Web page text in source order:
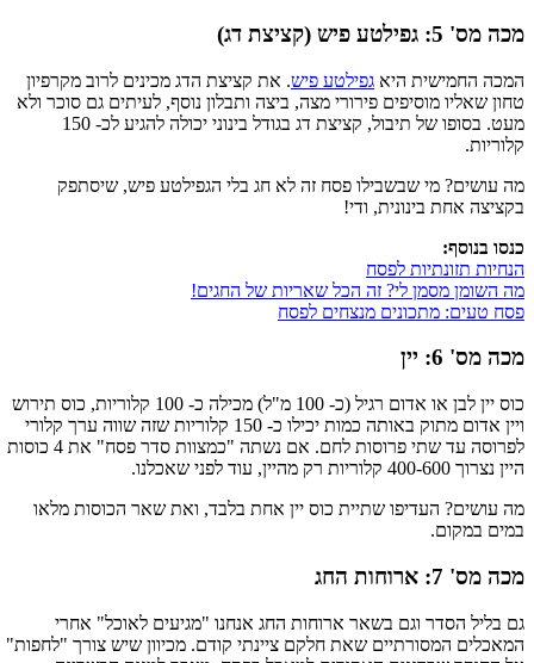
מכה מס' 5: גפילטע פיש (קציצת דג)
המכה החמישית היא גפילטע פיש. את קציצת הדג מכינים לרוב מקרפיון
טחון שאליו מוסיפים פירורי מצה, ביצה ותבלון נוסף, לעיתים גם סוכר ולא
מעט. בסופו של תיבול, קציצת דג בגודל בינוני יכולה להגיע לכ- 150
קלוריות.
מה עושים? מי שבשבילו פסח זה לא חג בלי הגפילטע פיש, שיסתפק
בקציצה אחת בינונית, ודי!
כנסו בנוסף:
הנחיות תזונתיות לפסח
מה השומן מסמן לי? זה הכל שאריות של החגים!
פסח טעים: מתכונים מנצחים לפסח
מכה מס' 6: יין
כוס יין לבן או אדום רגיל (כ- 100 מ"ל) מכילה כ- 100 קלוריות, כוס תירוש
ויין אדום מתוק באותה כמות יכילו כ- 150 קלוריות שזה שווה ערך קלורי
לפרוסה עד שתי פרוסות לחם. אם נשתה "כמצוות סדר פסח" את 4 כוסות
היין נצרוך 400-600 קלוריות רק מהיין, עוד לפני שאכלנו.
מה עושים? העדיפו שתיית כוס יין אחת בלבד, ואת שאר הכוסות מלאו
במים במקום.
מכה מס' 7: ארוחות החג
גם בליל הסדר וגם בשאר ארוחות החג אנחנו "מגיעים לאוכל" אחרי
המאכלים המסורתיים שאת חלקם ציינתי קודם. מכיוון שיש צורך "לחפות"